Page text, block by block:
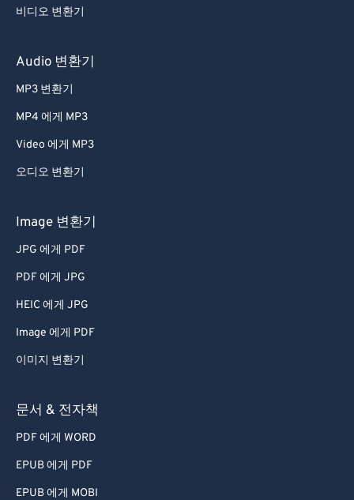
비디오 변환기
Audio 변환기
MP3 변환기
MP4 에게 MP3
Video 에게 MP3
오디오 변환기
Image 변환기
JPG 에게 PDF
PDF 에게 JPG
HEIC 에게 JPG
Image 에게 PDF
이미지 변환기
문서 & 전자책
PDF 에게 WORD
EPUB 에게 PDF
EPUB 에게 MOBI